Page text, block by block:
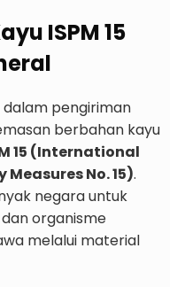
ISPM 15
pengiriman
berbahan kayu
15 (International
No. 15).
negara untuk
organisme
melalui material